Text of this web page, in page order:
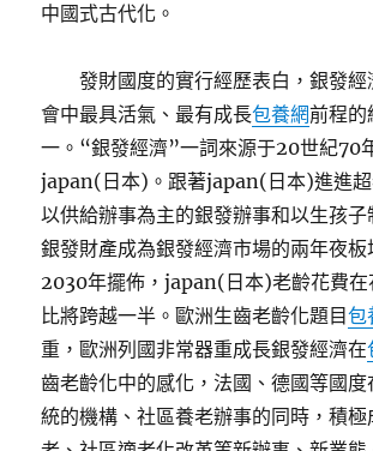
中國式古代化。
發財國度的實行經歷表白，銀發經
會中最具活氣、最有成長包養網前程的
一。“銀發經濟”一詞來源于20世紀70
japan(日本)。跟著japan(日本)進進超
以供給辦事為主的銀發辦事和以生孩子
銀發財產成為銀發經濟市場的兩年夜板
2030年擺佈，japan(日本)老齡花費在
比將跨越一半。歐洲生齒老齡化題目包
重，歐洲列國非常器重成長銀發經濟在
齒老齡化中的感化，法國、德國等國
統的機構、社區養老辦事的同時，積